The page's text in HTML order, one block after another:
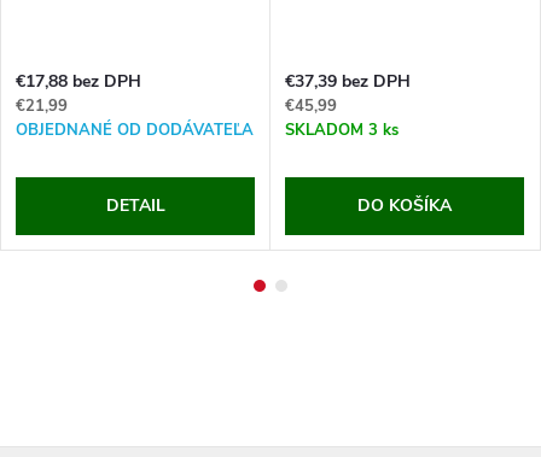
€17,88 bez DPH
€21,99
OBJEDNANÉ OD DODÁVATEĽA
DETAIL
€37,39 bez DPH
€45,99
SKLADOM 3 ks
DO KOŠÍKA